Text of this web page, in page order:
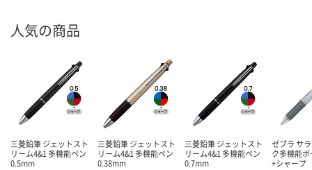
人気の商品
三菱鉛筆 ジェットスト
リーム4&1 多機能ペン
0.5mm
三菱鉛筆 ジェットスト
リーム4&1 多機能ペン
0.38mm
三菱鉛筆 ジェットスト
リーム4&1 多機能ペン
0.7mm
ゼブラ サ
ク多機能
+シャープ